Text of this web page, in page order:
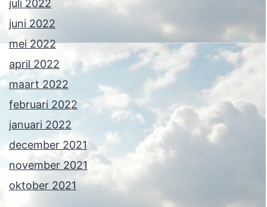
juli 2022
juni 2022
mei 2022
april 2022
maart 2022
februari 2022
januari 2022
december 2021
november 2021
oktober 2021